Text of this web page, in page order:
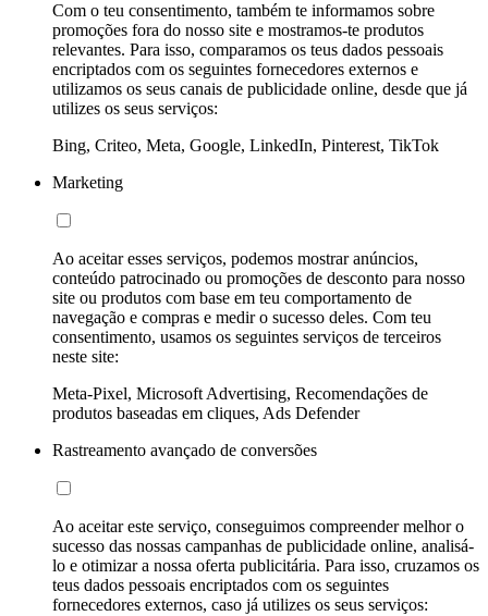
Com o teu consentimento, também te informamos sobre
promoções fora do nosso site e mostramos-te produtos
relevantes. Para isso, comparamos os teus dados pessoais
encriptados com os seguintes fornecedores externos e
utilizamos os seus canais de publicidade online, desde que já
utilizes os seus serviços:
Bing, Criteo, Meta, Google, LinkedIn, Pinterest, TikTok
Marketing
Ao aceitar esses serviços, podemos mostrar anúncios,
conteúdo patrocinado ou promoções de desconto para nosso
site ou produtos com base em teu comportamento de
navegação e compras e medir o sucesso deles. Com teu
consentimento, usamos os seguintes serviços de terceiros
neste site:
Meta-Pixel, Microsoft Advertising, Recomendações de
produtos baseadas em cliques, Ads Defender
Rastreamento avançado de conversões
Ao aceitar este serviço, conseguimos compreender melhor o
sucesso das nossas campanhas de publicidade online, analisá-
lo e otimizar a nossa oferta publicitária. Para isso, cruzamos os
teus dados pessoais encriptados com os seguintes
fornecedores externos, caso já utilizes os seus serviços: